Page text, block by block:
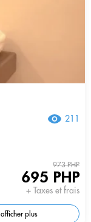
211
973 PHP
695 PHP
+ Taxes et frais
afficher plus